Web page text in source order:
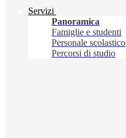
Servizi
Panoramica
Famiglie e studenti
Personale scolastico
Percorsi di studio